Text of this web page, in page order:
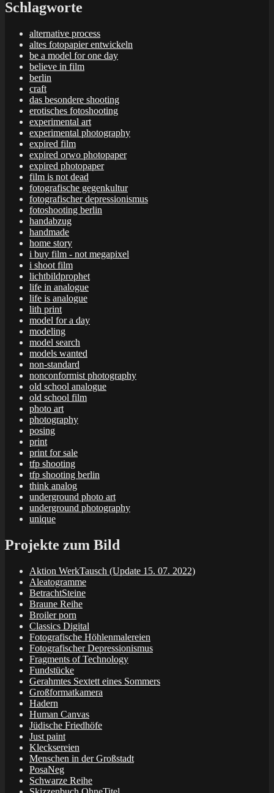
Schlagworte
alternative process
altes fotopapier entwickeln
be a model for one day
believe in film
berlin
craft
das besondere shooting
erotisches fotoshooting
experimental art
experimental photography
expired film
expired orwo photopaper
expired photopaper
film is not dead
fotografische gegenkultur
fotografischer depressionismus
fotoshooting berlin
handabzug
handmade
home story
i buy film - not megapixel
i shoot film
lichtbildprophet
life in analogue
life is analogue
lith print
model for a day
modeling
model search
models wanted
non-standard
nonconformist photography
old school analogue
old school film
photo art
photography
posing
print
print for sale
tfp shooting
tfp shooting berlin
think analog
underground photo art
underground photography
unique
Projekte zum Bild
Aktion WerkTausch (Update 15. 07. 2022)
Aleatogramme
BetrachtSteine
Braune Reihe
Broiler porn
Classics Digital
Fotografische Höhlenmalereien
Fotografischer Depressionismus
Fragments of Technology
Fundstücke
Gerahmtes Sextett eines Sommers
Großformatkamera
Hadern
Human Canvas
Jüdische Friedhöfe
Just paint
Klecksereien
Menschen in der Großstadt
PosaNeg
Schwarze Reihe